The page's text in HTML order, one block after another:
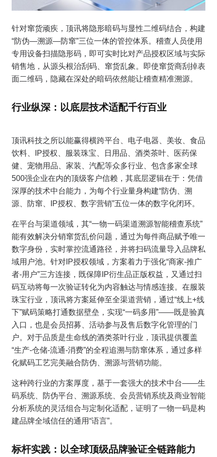
针对窜货顽疾，顶讯将隐形暗码与显性二维码结合，构建
“防伪—溯源—防窜”三位一体的管控体系。稽查人员使用
专用设备扫描隐形码，即可实时比对产品授权区域与实际
销售地，从源头根治刮码、窜货乱象。即使窜货商刮掉表
面二维码，隐藏在深处的暗码依然能让稽查精准溯源。
行业纵深：以底层技术适配千行百业
顶讯科技之所以能赢得横跨平台、电子电器、美妆、食品
饮料、IP授权、服装珠宝、日用品、酒类茶叶、医药保
健、宠物用品、家装、汽配等众多行业、包含多家全球
500强企业在内的顶级客户信赖，其底层逻辑在于：凭借
深厚的技术中台能力，为每个行业量身构建“防伪、溯
源、防窜、IP授权、数字营销”五位一体的数字化闭环。
在平台与渠道领域，其“一物一码渠道溯源智能稽查系统”
能有效解决分销窜货乱价问题，通过为每件商品赋予唯一
数字身份，实时掌控流通路径，并将扫码流量导入品牌私
域用户池。针对 IP授权领域，方案着力于强化“商家-推广
者-用户”三方连接，既保障IP衍生品正版权益，又通过扫
码互动将每一次验证转化为内容触达与情感连接。在服装
珠宝行业，顶讯将方案延伸至全渠道营销，通过“线上+线
下”赋码策略打通数据壁垒，实现“一码多用”——既是验真
入口，也是会员招募、活动参与及售后数字化管理的门
户。对于品质是生命线的酒类茶叶行业，顶讯提供覆盖
“生产-仓储-流通-消费”的全程追溯与防窜体系，通过多样
化赋码工艺完美融合防伪、溯源与营销功能。
这种跨行业的方案厚度，基于一套强大的技术中台——生
码系统、防伪平台、溯源系统、会员营销系统及商业智能
分析系统的灵活组合与定制化适配，证明了一物一码是构
建品牌全域信任的通用“语言”。
标杆实践：以全球顶级品牌验证全链路能力